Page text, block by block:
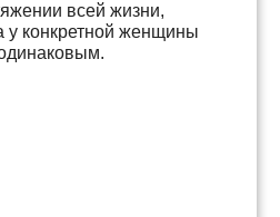
всей жизни,
у конкретной женщины